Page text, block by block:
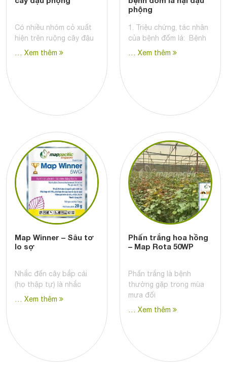
Có nhiều nhóm cỏ xuất
hiện trên ruộng cây đậu
… Xem thêm
phộng
1. Triệu chứng, tác nhân
của bệnh đốm lá: Bệnh
… Xem thêm
Map Winner – Sâu tơ
lo sợ
Nhắc đến cây bắp cải
(họ thập tự) là nhắc
… Xem thêm
Phấn trắng hoa hồng
– Map Rota 50WP
Phấn trắng là bệnh
thường gặp trong mùa
mưa đối
… Xem thêm